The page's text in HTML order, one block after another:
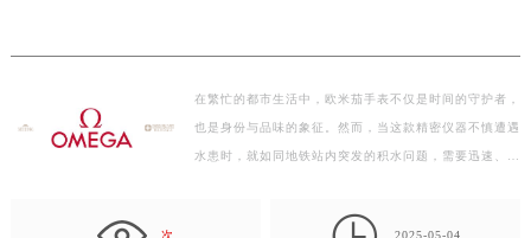
在繁忙的都市生活中，欧米茄手表不仅是时间的守护者，
也是身份与品味的象征。然而，当这款精密仪器不慎遭遇
水患时，就如同地铁站内突发的积水问题，需要迅速、有
次 2025-05-04